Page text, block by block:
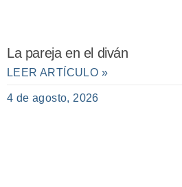
La pareja en el diván
LEER ARTÍCULO »
4 de agosto, 2026